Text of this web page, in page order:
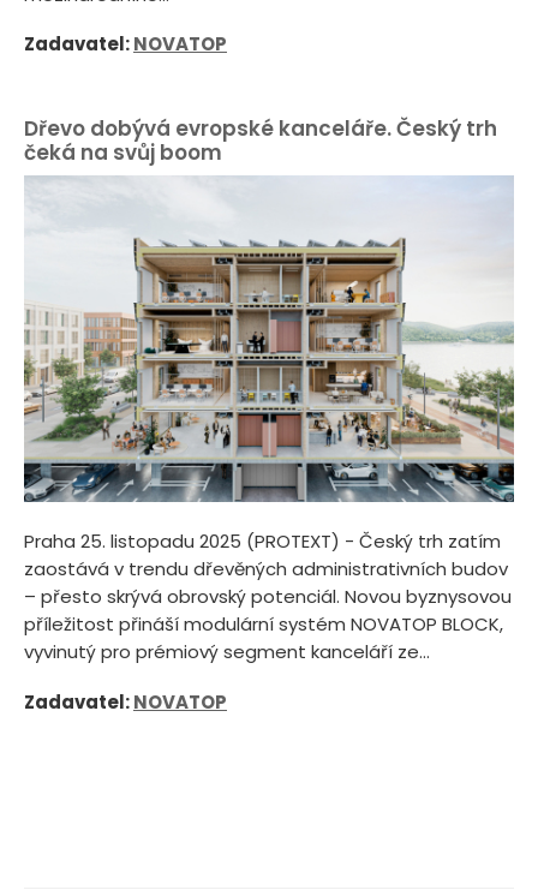
Zadavatel:NOVATOP
Dřevo dobývá evropské kanceláře. Český trh
čeká na svůj boom
Praha 25. listopadu 2025 (PROTEXT) - Český trh zatím
zaostává v trendu dřevěných administrativních budov
– přesto skrývá obrovský potenciál. Novou byznysovou
příležitost přináší modulární systém NOVATOP BLOCK,
vyvinutý pro prémiový segment kanceláří ze...
Zadavatel:NOVATOP